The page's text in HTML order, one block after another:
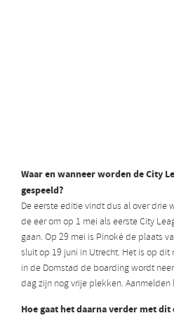
Waar en wanneer worden de City
gespeeld?
De eerste editie vindt dus al over drie
de eer om op 1 mei als eerste City
gaan. Op 29 mei is Pinoké de plaats
sluit op 19 juni in Utrecht. Het is op
in de Domstad de boarding wordt
dag zijn nog vrije plekken. Aanmelden
Hoe gaat het daarna verder met dit